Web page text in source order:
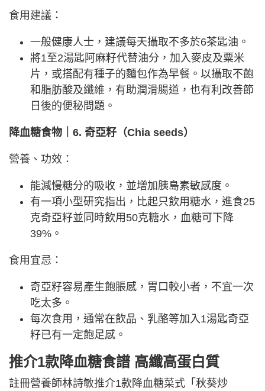
食用建議：
一般健康人士，建議每天攝取不多於6茶匙油。
將1至2湯匙阿麻籽代替油分，加入麥皮及粟米
片，或搭配有種子的麵包作為早餐。以攝取不飽
和脂肪酸及纖維，有助潤滑腸道，也有利改善節
日後的便秘問題。
降血糖食物｜6. 奇亞籽（Chia seeds）
營養、功效：
能減慢糖分的吸收，並增加胰島素敏感度。
有一項小型研究指出，比起只飲用糖水，進食25
克奇亞籽並同時飲用50克糖水，血糖可下降
39%。
食用宜忌：
奇亞籽容易產生飽脹感，胃口較小者，不宜一次
吃太多。
每次食用，通常在飲品、乳酪等加入1湯匙奇亞
籽已有一定飽足感。
推介1款降血糖食譜 高纖高蛋白質
註冊營養師林詩敏推介1款降血糖菜式「秋葵炒